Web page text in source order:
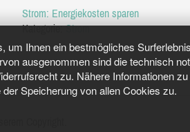
Ihnen ein bestmögliches
ausgenommen sind die technisch
zu. Nähere Informationen
Speicherung von allen Cookies zu.
Strom: Energiekosten sparen
Kategorie:Strom